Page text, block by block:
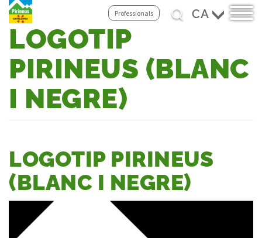
Vés
contingut
Professionals
Select
your
LOGOTIP
PIRINEUS (BLANC
I NEGRE)
LOGOTIP PIRINEUS
(BLANC I NEGRE)